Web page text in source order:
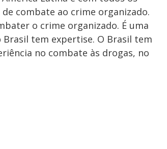
combate ao crime organizado.
o crime organizado. É uma
tem expertise. O Brasil tem
no combate às drogas, no